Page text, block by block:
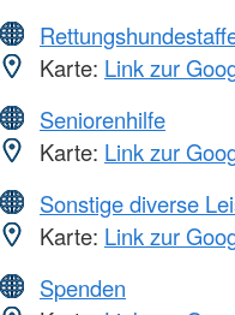
Karte: Link zur
Seniorenhilfe
Karte: Link zur
Sonstige diverse
Karte: Link zur
Spenden